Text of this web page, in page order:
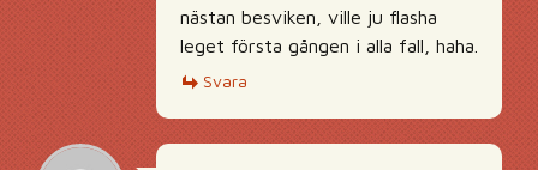
nästan besviken, ville ju flasha
leget första gången i alla fall, haha.
Svara